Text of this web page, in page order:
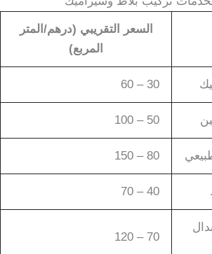
السعر التقريبي (درهم/المتر
المربع)
30 – 60
50 – 100
80 – 150
40 – 70
70 – 120